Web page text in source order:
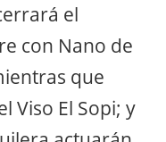
el
con Nano de
que
Viso El Sopi; y